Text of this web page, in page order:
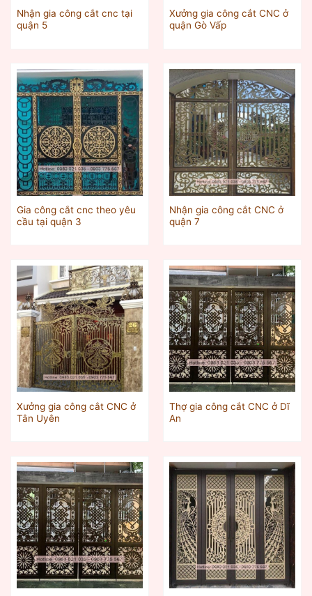
Nhận gia công cắt cnc tại
quận 5
Xưởng gia công cắt CNC ở
quận Gò Vấp
Gia công cắt cnc theo yêu
cầu tại quận 3
Nhận gia công cắt CNC ở
quận 7
Xưởng gia công cắt CNC ở
Tân Uyên
Thợ gia công cắt CNC ở Dĩ
An